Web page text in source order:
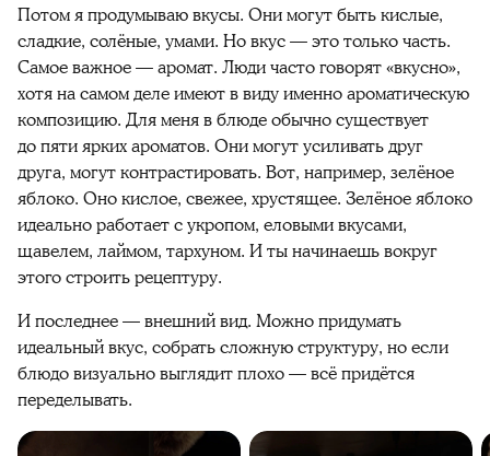
Потом я продумываю вкусы. Они могут быть кислые,
сладкие, солёные, умами. Но вкус — это только часть.
Самое важное — аромат. Люди часто говорят «вкусно»,
хотя на самом деле имеют в виду именно ароматическую
композицию. Для меня в блюде обычно существует
до пяти ярких ароматов. Они могут усиливать друг
друга, могут контрастировать. Вот, например, зелёное
яблоко. Оно кислое, свежее, хрустящее. Зелёное яблоко
идеально работает с укропом, еловыми вкусами,
щавелем, лаймом, тархуном. И ты начинаешь вокруг
этого строить рецептуру.
И последнее — внешний вид. Можно придумать
идеальный вкус, собрать сложную структуру, но если
блюдо визуально выглядит плохо — всё придётся
переделывать.